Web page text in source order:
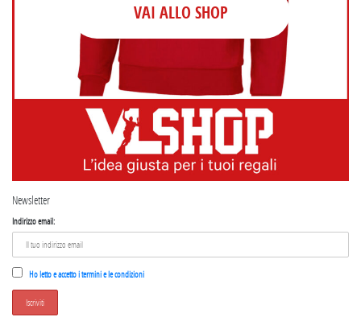
VAI ALLO SHOP
Newsletter
Indirizzo email:
Ho letto e accetto i termini e le condizioni